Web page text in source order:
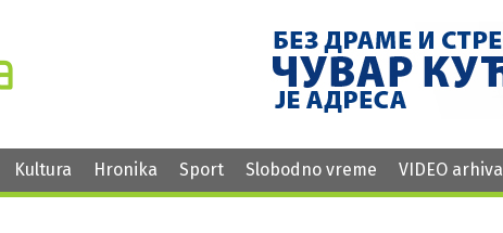
Kultura Hronika Sport Slobodno vreme VIDEO arhiva